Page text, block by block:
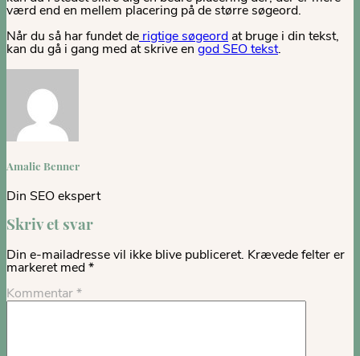
værd end en mellem placering på de større søgeord.
Når du så har fundet de rigtige søgeord at bruge i din tekst,
kan du gå i gang med at skrive en god SEO tekst.
Amalie Benner
Din SEO ekspert
Skriv et svar
Din e-mailadresse vil ikke blive publiceret. Krævede felter er
markeret med *
Kommentar *